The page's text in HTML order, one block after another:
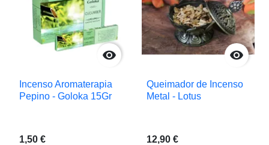

Incenso Aromaterapia
Pepino - Goloka 15Gr
1,50 €

Queimador de Incenso
Metal - Lotus
12,90 €